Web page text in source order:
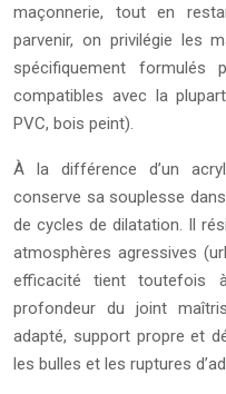
maçonnerie, tout en
parvenir, on privilégie les
spécifiquement formulés
compatibles avec la
PVC, bois peint).
À la différence d’un
conserve sa souplesse
de cycles de dilatation. Il
atmosphères agressives
efficacité tient
profondeur du joint
adapté, support propre et
les bulles et les ruptures